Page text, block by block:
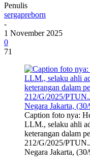
Penulis
sergapreborn
-
1 November 2025
0
71
Caption foto nya:
LLM., selaku ahli
keterangan dalam
212/G/2025/
Negara Jakarta,